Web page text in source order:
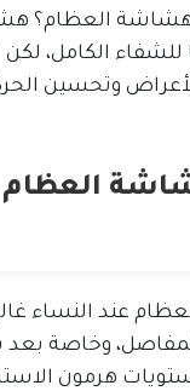
العظام؟
للشفاء الكامل،
وتحسين
العظام
عند النساء
وخاصة
هرمون